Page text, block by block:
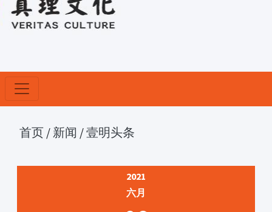
首页 / 新闻 /壹明头条
2021
六月